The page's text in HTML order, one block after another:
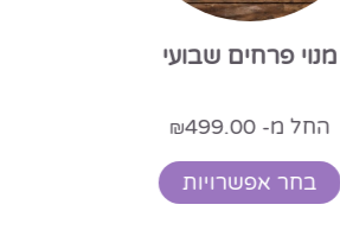
מנוי פרחים שבועי
החל מ- ₪499.00
בחר אפשרויות